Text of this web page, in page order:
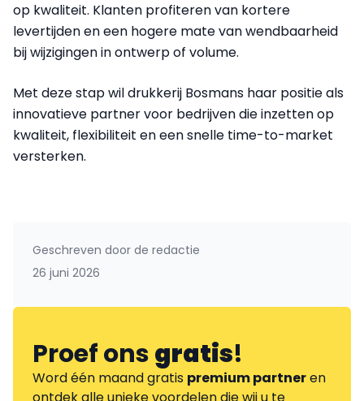
op kwaliteit. Klanten profiteren van kortere
levertijden en een hogere mate van wendbaarheid
bij wijzigingen in ontwerp of volume.
Met deze stap wil drukkerij Bosmans haar positie als
innovatieve partner voor bedrijven die inzetten op
kwaliteit, flexibiliteit en een snelle time-to-market
versterken.
Geschreven door de redactie
26 juni 2026
Proef onsgratis!
Word één maand gratis premium partneren